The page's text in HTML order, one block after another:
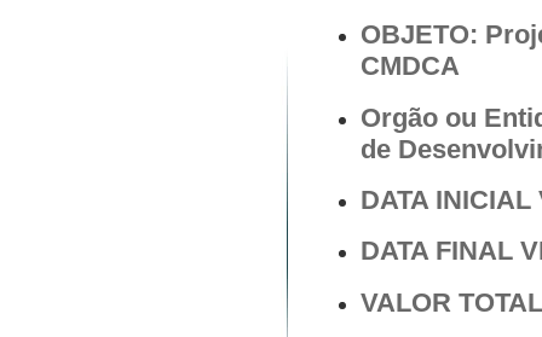
OBJETO:
CMDCA
Orgão ou
de
DATA INICIAL
DATA FINAL
VALOR